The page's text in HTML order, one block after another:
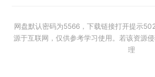
网盘默认密码为5566，下载链接打开提示
源于互联网，仅供参考学习使用。若该资源
理